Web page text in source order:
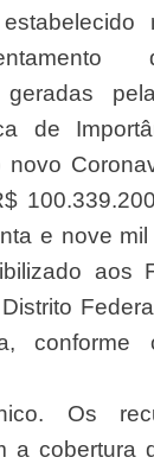
geradas
de Import
novo
e nove
aos
Os
a cobertura